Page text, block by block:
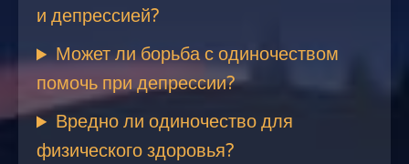
и депрессией?
Может ли борьба с одиночеством
помочь при депрессии?
Вредно ли одиночество для
физического здоровья?